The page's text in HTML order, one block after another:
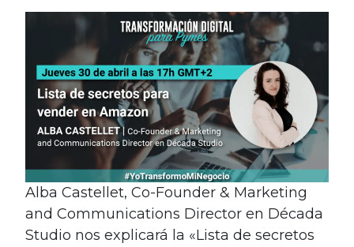
Alba Castellet, Co-Founder & Marketing
and Communications Director en Década
Studio nos explicará la «Lista de secretos